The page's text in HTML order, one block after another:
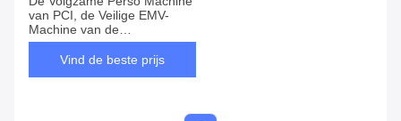
van PCI, de Veilige EMV-
Machine van de
Betaalpasdruk
Vind de beste prijs